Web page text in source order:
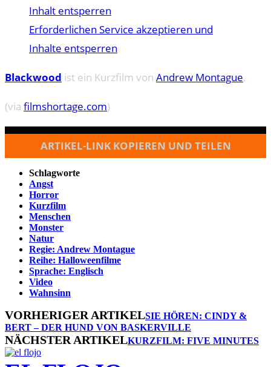
Inhalt entsperren
Erforderlichen Service akzeptieren und
Inhalte entsperren
Blackwood ist ein Kurzfilm von Andrew Montague.
(via filmshortage.com)
ARTIKEL-LINK KOPIEREN UND TEILEN
Schlagworte
Angst
Horror
Kurzfilm
Menschen
Monster
Natur
Regie: Andrew Montague
Reihe: Halloweenfilme
Sprache: Englisch
Video
Wahnsinn
VORHERIGER ARTIKELSIE HÖREN: CINDY &
BERT – DER HUND VON BASKERVILLE
NÄCHSTER ARTIKELKURZFILM: FIVE MINUTES